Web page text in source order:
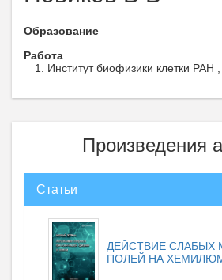
Образование
Работа
Институт биофизики клетки РАН ,
Произведения
Статьи
ДЕЙСТВИЕ СЛАБЫХ
ПОЛЕЙ НА